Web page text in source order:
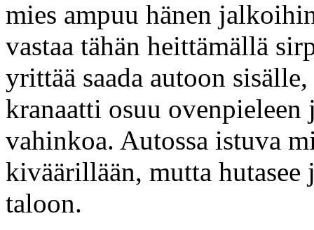
mies ampuu hänen
vastaa tähän heittämällä
yrittää saada autoon
kranaatti osuu ovenpieleen
vahinkoa. Autossa istuva
kiväärillään, mutta hutasee
taloon.